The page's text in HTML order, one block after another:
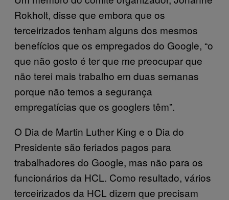
Rokholt, disse que embora que os
terceirizados tenham alguns dos mesmos
benefícios que os empregados do Google, “o
que não gosto é ter que me preocupar que
não terei mais trabalho em duas semanas
porque não temos a segurança
empregatícias que os googlers têm”.
O Dia de Martin Luther King e o Dia do
Presidente são feriados pagos para
trabalhadores do Google, mas não para os
funcionários da HCL. Como resultado, vários
terceirizados da HCL dizem que precisam